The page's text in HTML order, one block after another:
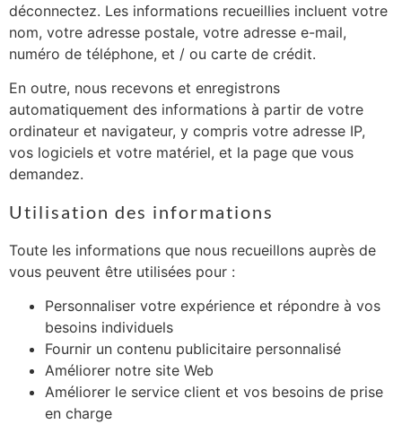
déconnectez. Les informations recueillies incluent votre
nom, votre adresse postale, votre adresse e-mail,
numéro de téléphone, et / ou carte de crédit.
En outre, nous recevons et enregistrons
automatiquement des informations à partir de votre
ordinateur et navigateur, y compris votre adresse IP,
vos logiciels et votre matériel, et la page que vous
demandez.
Utilisation des informations
Toute les informations que nous recueillons auprès de
vous peuvent être utilisées pour :
Personnaliser votre expérience et répondre à vos
besoins individuels
Fournir un contenu publicitaire personnalisé
Améliorer notre site Web
Améliorer le service client et vos besoins de prise
en charge